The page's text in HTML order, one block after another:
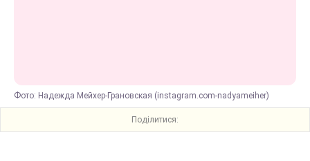
Фото: Надежда Мейхер-Грановская (instagram.com-nadyameiher)
Поділитися: